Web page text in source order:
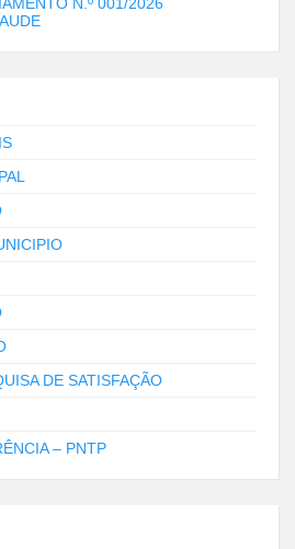
N.º 001/2026
DE SATISFAÇÃO
– PNTP